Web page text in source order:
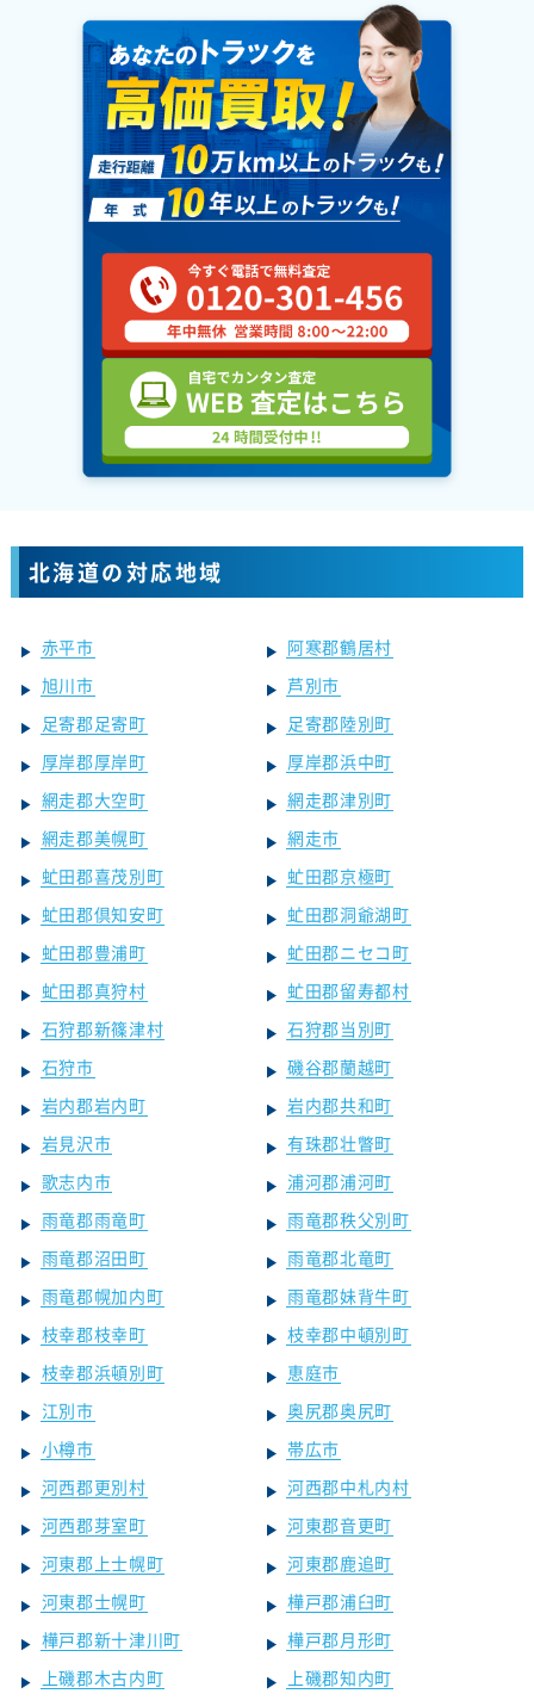
北海道の対応地域
赤平市
阿寒郡鶴居村
旭川市
芦別市
足寄郡足寄町
足寄郡陸別町
厚岸郡厚岸町
厚岸郡浜中町
網走郡大空町
網走郡津別町
網走郡美幌町
網走市
虻田郡喜茂別町
虻田郡京極町
虻田郡倶知安町
虻田郡洞爺湖町
虻田郡豊浦町
虻田郡ニセコ町
虻田郡真狩村
虻田郡留寿都村
石狩郡新篠津村
石狩郡当別町
石狩市
磯谷郡蘭越町
岩内郡岩内町
岩内郡共和町
岩見沢市
有珠郡壮瞥町
歌志内市
浦河郡浦河町
雨竜郡雨竜町
雨竜郡秩父別町
雨竜郡沼田町
雨竜郡北竜町
雨竜郡幌加内町
雨竜郡妹背牛町
枝幸郡枝幸町
枝幸郡中頓別町
枝幸郡浜頓別町
恵庭市
江別市
奥尻郡奥尻町
小樽市
帯広市
河西郡更別村
河西郡中札内村
河西郡芽室町
河東郡音更町
河東郡上士幌町
河東郡鹿追町
河東郡士幌町
樺戸郡浦臼町
樺戸郡新十津川町
樺戸郡月形町
上磯郡木古内町
上磯郡知内町